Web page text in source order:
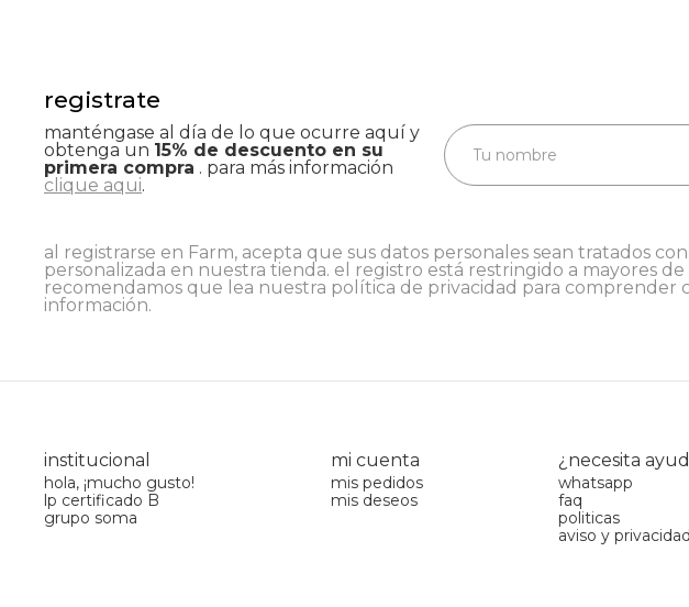
registrate
manténgase al día de lo que ocurre aquí y
obtenga un 15% de descuento en su
primera compra . para más información
clique aqui.
al registrarse en Farm, acepta que sus datos personales sean tratados
personalizada en nuestra tienda. el registro está restringido a mayores
recomendamos que lea nuestra política de privacidad para comprender
información.
institucional
hola, ¡mucho gusto!
lp certificado B
grupo soma
mi cuenta
mis pedidos
mis deseos
¿necesita
whatsapp
faq
politicas
aviso y privacidad